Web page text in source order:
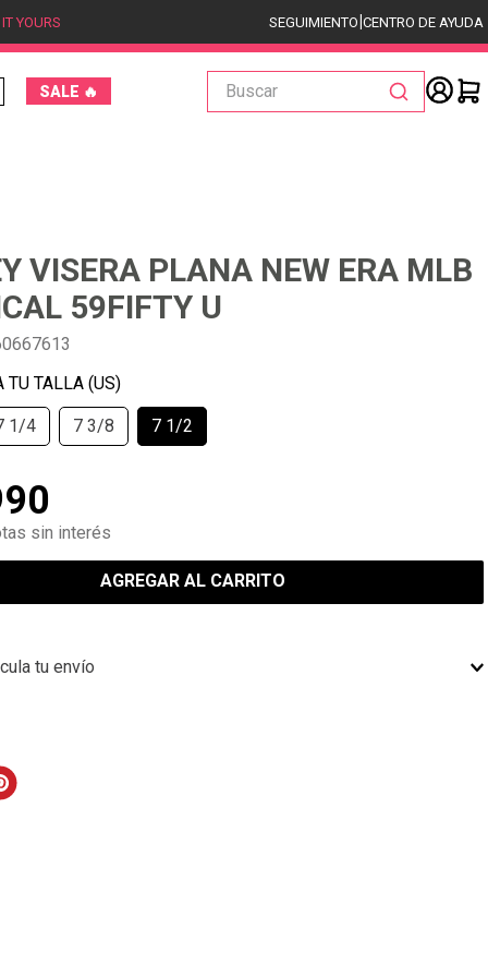
YOURS SEGUIMIENTO|CENTRO DE AYUDA
SALE 🔥
Buscar
VISERA PLANA NEW ERA MLB
59FIFTY U
1/4 7 3/8 7 1/2
sin interés
AGREGAR AL CARRITO
tu envío